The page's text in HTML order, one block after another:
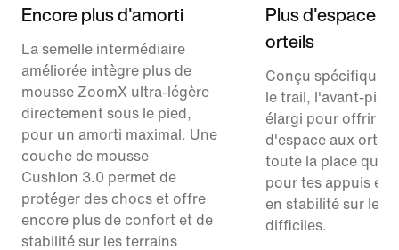
Encore plus d'amorti
La semelle intermédiaire
améliorée intègre plus de
mousse ZoomX ultra-légère
directement sous le pied,
pour un amorti maximal. Une
couche de mousse
Cushlon 3.0 permet de
protéger des chocs et offre
encore plus de confort et de
stabilité sur les terrains
Plus d'espace
orteils
Conçu
le trail, l'avant-pied
élargi pour offrir
d'espace aux
toute la place qu'il
pour tes appuis et
en stabilité sur les
difficiles.